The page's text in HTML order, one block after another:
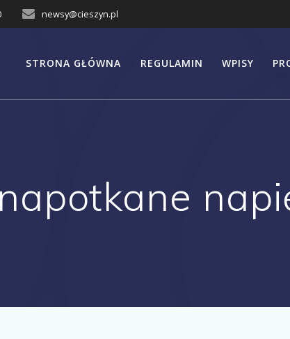
newsy@cieszyn.pl
STRONA GŁÓWNA REGULAMIN WPISY